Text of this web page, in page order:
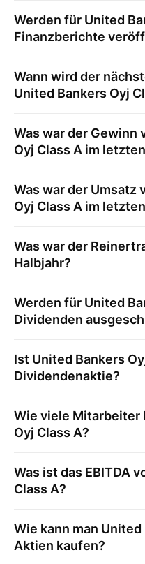
Werden für United
Finanzberichte
Wann wird der
United Bankers Oyj
Was war der Gewinn
Oyj Class A im
Was war der Umsatz
Oyj Class A im
Was war der
Halbjahr?
Werden für United
Dividenden
Ist United Bankers
Dividendenaktie?
Wie viele Mitarbeiter
Oyj Class A?
Was ist das EBITDA
Class A?
Wie kann man United
Aktien kaufen?